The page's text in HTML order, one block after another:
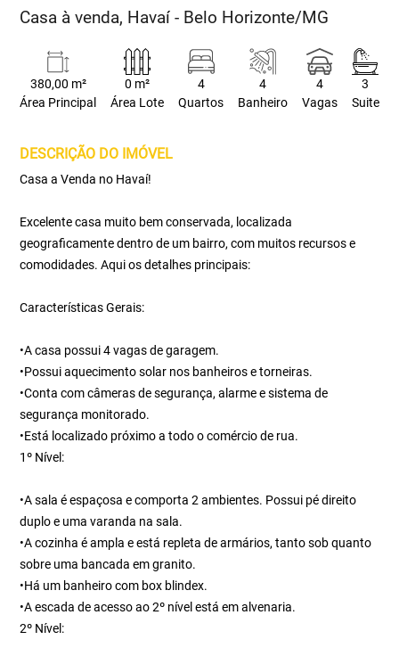
Casa à venda, Havaí - Belo Horizonte/MG
380,00 m²
Área Principal
0 m²
Área Lote
4
Quartos
4
Banheiro
4
Vagas
3
Suite
DESCRIÇÃO DO IMÓVEL
Casa a Venda no Havaí!
Excelente casa muito bem conservada, localizada
geograficamente dentro de um bairro, com muitos recursos e
comodidades. Aqui os detalhes principais:
Características Gerais:
•A casa possui 4 vagas de garagem.
•Possui aquecimento solar nos banheiros e torneiras.
•Conta com câmeras de segurança, alarme e sistema de
segurança monitorado.
•Está localizado próximo a todo o comércio de rua.
1º Nível:
•A sala é espaçosa e comporta 2 ambientes. Possui pé direito
duplo e uma varanda na sala.
•A cozinha é ampla e está repleta de armários, tanto sob quanto
sobre uma bancada em granito.
•Há um banheiro com box blindex.
•A escada de acesso ao 2º nível está em alvenaria.
2º Nível: